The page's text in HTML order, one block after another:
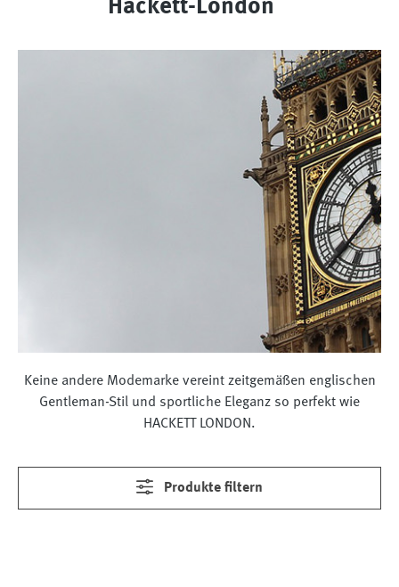
Hackett-London
Keine andere Modemarke vereint zeitgemäßen englischen
Gentleman-Stil und sportliche Eleganz so perfekt wie
HACKETT LONDON.
Produkte filtern